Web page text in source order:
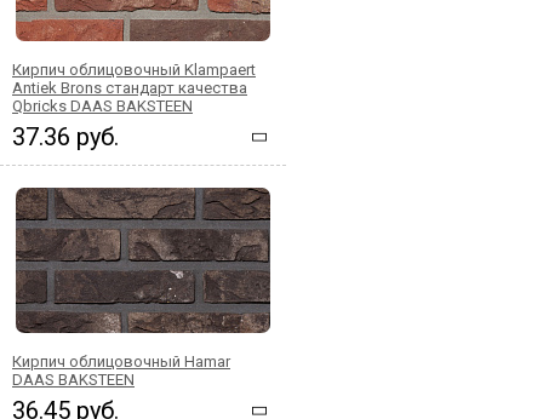
Кирпич облицовочный Klampaert
Antiek Brons стандарт качества
Qbricks DAAS BAKSTEEN
37.36 руб.
Кирпич облицовочный Hamar
DAAS BAKSTEEN
36.45 руб.